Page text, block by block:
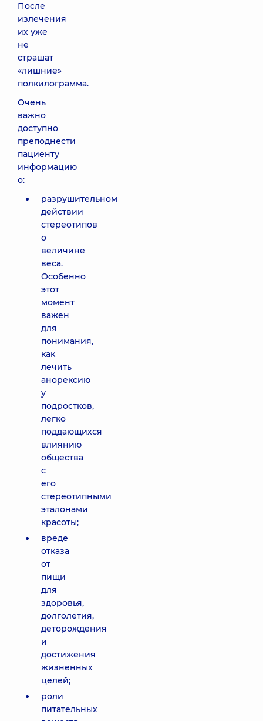
После
излечения
их уже
не
страшат
«лишние»
полкилограмма.
Очень
важно
доступно
преподнести
пациенту
информацию
о:
разрушительном
действии
стереотипов
о
величине
веса.
Особенно
этот
момент
важен
для
понимания,
как
лечить
анорексию
у
подростков,
легко
поддающихся
влиянию
общества
с
его
стереотипными
эталонами
красоты;
вреде
отказа
от
пищи
для
здоровья,
долголетия,
деторождения
и
достижения
жизненных
целей;
роли
питательных